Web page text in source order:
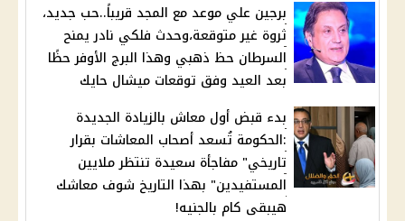
برجين علي موعد مع المجد قريباً..حب جديد،
ثروة غير متوقعة،وحدث فلكي نادر يمنح
السرطان حظ ذهبي وهذا البرج الأوفر حظًا
بعد العيد وفق توقعات ميشال حايك
بدء قبض أول معاش بالزيادة الجديدة
:الحكومة تُسعد أصحاب المعاشات بقرار
تاريخي" مفاجأة سعيدة تنتظر ملايين
المستفيدين" بهذا التاريخ شوف معاشك
هيبقى كام بالجنيه!